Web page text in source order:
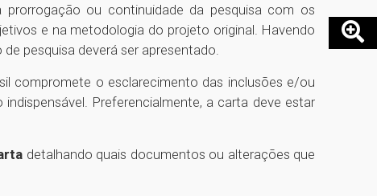
ou continuidade da pesquisa com os
e na metodologia do projeto original. Havendo
pesquisa deverá ser apresentado.
compromete o esclarecimento das inclusões e/ou
Preferencialmente, a carta deve estar
detalhando quais documentos ou alterações que